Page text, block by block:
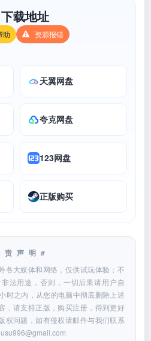
下载地址
助 资源报错
天翼网盘
夸克网盘
123网盘
正版购买
责声明#
各大媒体和网络，仅供试玩体验；不
法用途，否则，一切后果请用户自
时之内，从您的电脑中彻底删除上述
，请支持正版，购买注册，得到更好
权问题，如有侵权请邮件与我们联系